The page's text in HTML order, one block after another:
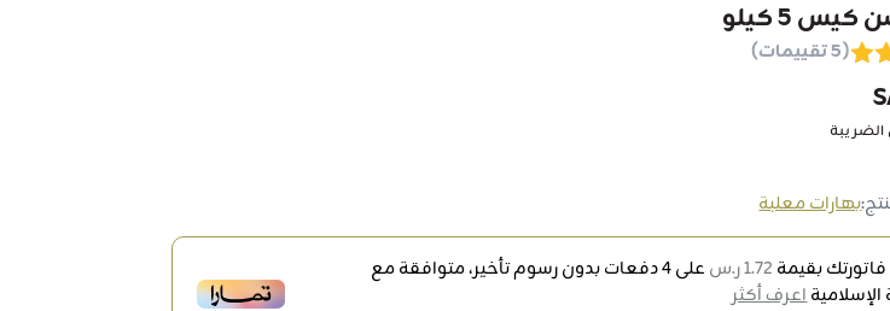
5 كيلو
(5 تقييمات)
بهارات معلبة
بقيمة 1.72 ر.س على4دفعات بدون رسوم تأخير، متوافقة مع
اعرف أكثر